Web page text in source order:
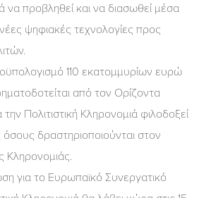
να προβληθεί και να διασωθεί μέσα
ψηφιακές τεχνολογίες προς
110 εκατομμυρίων ευρώ
από τον Ορίζοντα
Πολιτιστική Κληρονομιά φιλοδοξεί
δραστηριοποιούνται στον
Κληρονομιάς.
για το Ευρωπαϊκό Συνεργατικό